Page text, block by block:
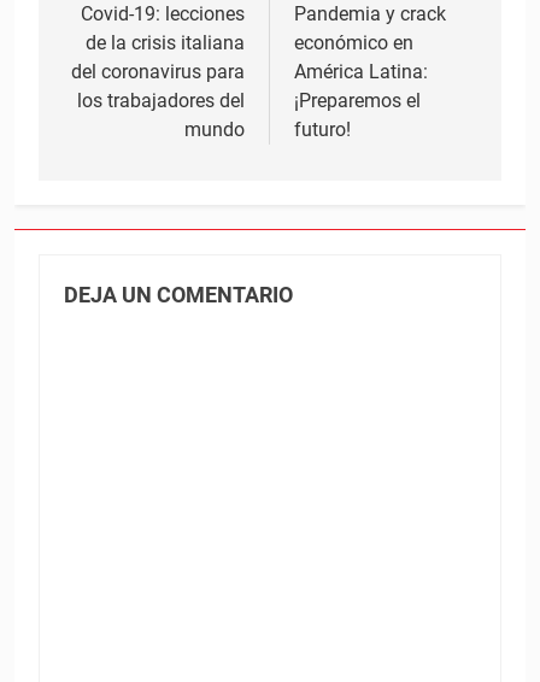
de
entradas
Covid-19: lecciones
de la crisis italiana
del coronavirus para
los trabajadores del
mundo
Pandemia y crack
económico en
América Latina:
¡Preparemos el
futuro!
DEJA UN COMENTARIO